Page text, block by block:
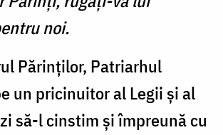
noi.
Părinţilor, Patriarhul
un pricinuitor al Legii şi al
să-l cinstim şi îm­preună cu